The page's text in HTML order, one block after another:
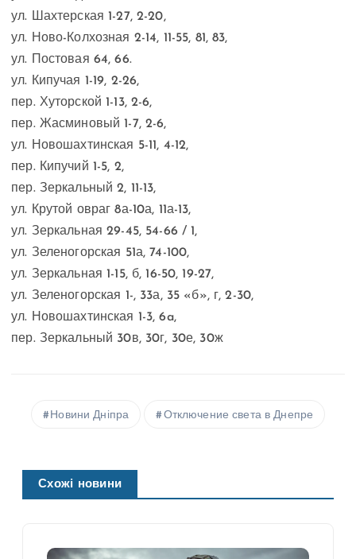
ул. Шахтерская 1-27, 2-20,
ул. Ново-Колхозная 2-14, 11-55, 81, 83,
ул. Постовая 64, 66.
ул. Кипучая 1-19, 2-26,
пер. Хуторской 1-13, 2-6,
пер. Жасминовый 1-7, 2-6,
ул. Новошахтинская 5-11, 4-12,
пер. Кипучий 1-5, 2,
пер. Зеркальный 2, 11-13,
ул. Крутой овраг 8а-10а, 11а-13,
ул. Зеркальная 29-45, 54-66 / 1,
ул. Зеленогорская 51а, 74-100,
ул. Зеркальная 1-15, б, 16-50, 19-27,
ул. Зеленогорская 1-, 33а, 35 «б», г, 2-30,
ул. Новошахтинская 1-3, 6a,
пер. Зеркальный 30в, 30г, 30е, 30ж
Новини Дніпра Отключение света в Днепре
Схожі новини